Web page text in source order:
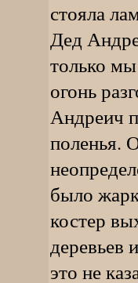
стояла
Дед
только
огонь
Андреич
поленья.
было
костер
деревьев
это не